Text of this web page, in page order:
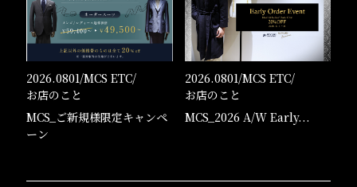
2026.0801/MCS ETC/
お店のこと
MCS_ご新規様限定キャンペ
ーン
2026.0801/MCS ETC/
お店のこと
MCS_2026 A/W Early...